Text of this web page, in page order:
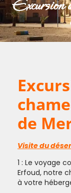
excursion à dos de chameau dans le désert
de
Visite du
1 : Le voyage commencera à partir de votre hôtel à
Erfoud, notre
à votre